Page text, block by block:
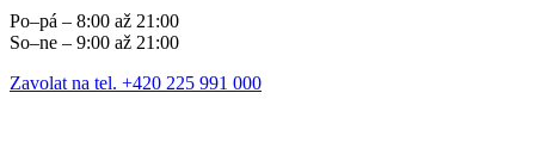
Po–pá – 8:00 až 21:00
So–ne – 9:00 až 21:00
Zavolat na tel. +420 225 991 000